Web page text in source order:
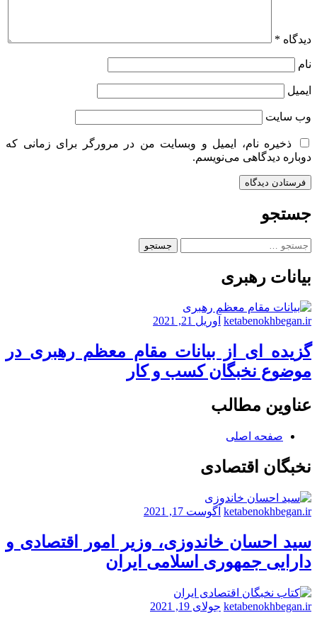
دیدگاه *
نام
ایمیل
وب‌ سایت
ذخیره نام، ایمیل و وبسایت من در مرورگر برای زمانی که
دوباره دیدگاهی می‌نویسم.
جستجو
جستجو
بیانات رهبری
ketabenokhbegan.ir آوریل 21, 2021
گزیده ای از بیانات مقام معظم رهبری در
موضوع نخبگان کسب و کار
عناوین مطالب
صفحه اصلی
نخبگان اقتصادی
ketabenokhbegan.ir آگوست 17, 2021
سید احسان خاندوزی، وزیر امور اقتصادی و
دارایی جمهوری اسلامی ایران
ketabenokhbegan.ir جولای 19, 2021